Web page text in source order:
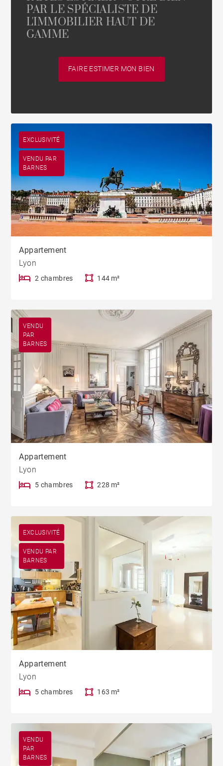
PAR LE SPÉCIALISTE DE
L'IMMOBILIER HAUT DE
GAMME
FAIRE ESTIMER MON BIEN
EXCLUSIVITÉ
VENDU PAR
BARNES
Appartement
Lyon
2 chambres 144 m²
VENDU
PAR
BARNES
Appartement
Lyon
5 chambres 228 m²
EXCLUSIVITÉ
VENDU PAR
BARNES
Appartement
Lyon
5 chambres 163 m²
VENDU
PAR
BARNES